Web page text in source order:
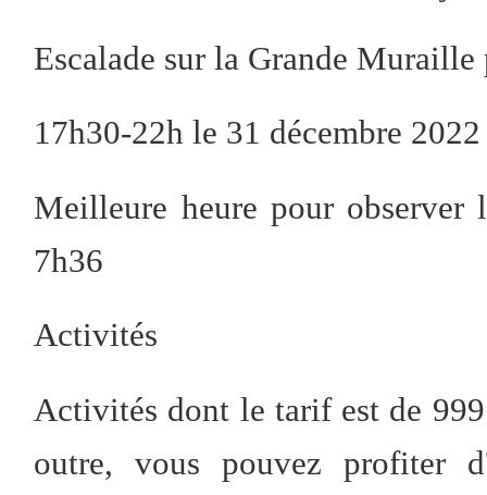
Escalade sur la Grande
17h30-22h le 31 décembre 2022
Meilleure heure pour
7h36
Activités
Activités dont le tarif est de
outre, vous pouvez profiter